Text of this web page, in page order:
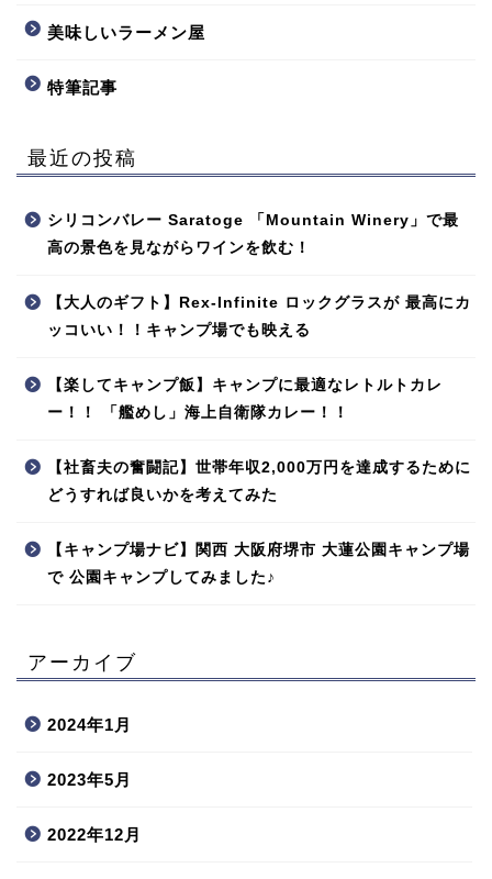
美味しいラーメン屋
特筆記事
最近の投稿
シリコンバレー Saratoge 「Mountain Winery」で最
高の景色を見ながらワインを飲む！
【大人のギフト】Rex-Infinite ロックグラスが 最高にカ
ッコいい！！キャンプ場でも映える
【楽してキャンプ飯】キャンプに最適なレトルトカレ
ー！！ 「艦めし」海上自衛隊カレー！！
【社畜夫の奮闘記】世帯年収2,000万円を達成するために
どうすれば良いかを考えてみた
【キャンプ場ナビ】関西 大阪府堺市 大蓮公園キャンプ場
で 公園キャンプしてみました♪
アーカイブ
2024年1月
2023年5月
2022年12月